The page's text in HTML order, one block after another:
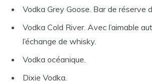
Vodka Grey Goose. Bar de réserve
Vodka Cold River. Avec l’aimable
l’échange de whisky.
Vodka océanique.
Dixie Vodka.